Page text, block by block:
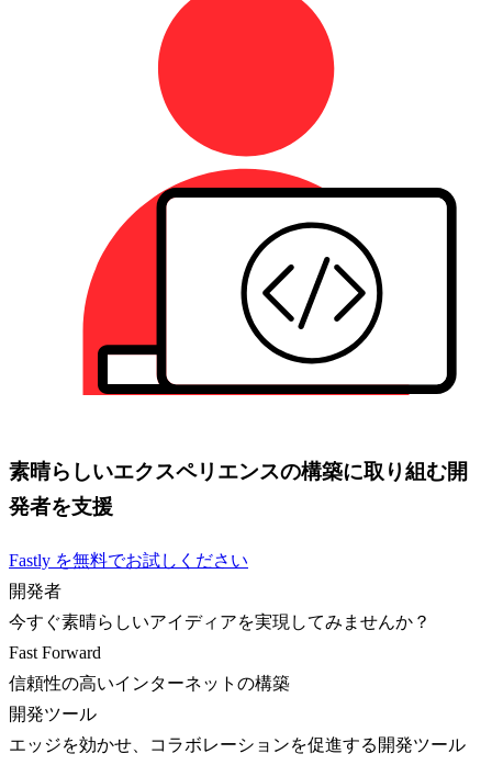
素晴らしいエクスペリエンスの構築に取り組む開
発者を支援
Fastly を無料でお試しください
開発者
今すぐ素晴らしいアイディアを実現してみませんか？
Fast Forward
信頼性の高いインターネットの構築
開発ツール
エッジを効かせ、コラボレーションを促進する開発ツール